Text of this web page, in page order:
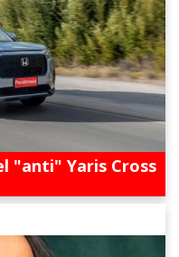
"anti" Yaris Cross